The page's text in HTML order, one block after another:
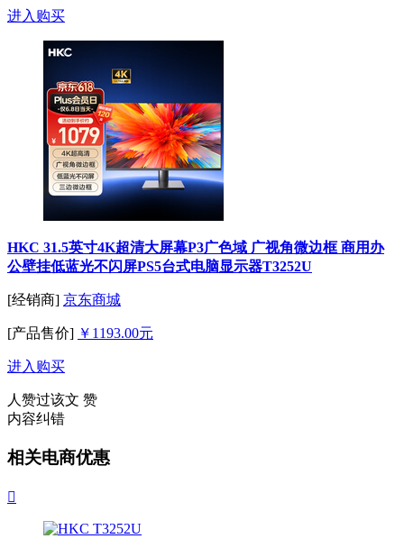
进入购买
HKC 31.5英寸4K超清大屏幕P3广色域 广视角微边框 商用办
公壁挂低蓝光不闪屏PS5台式电脑显示器T3252U
[经销商] 京东商城
[产品售价] ￥1193.00元
进入购买
人赞过该文 赞
内容纠错
相关电商优惠
